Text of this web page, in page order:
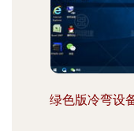
绿色版冷弯设